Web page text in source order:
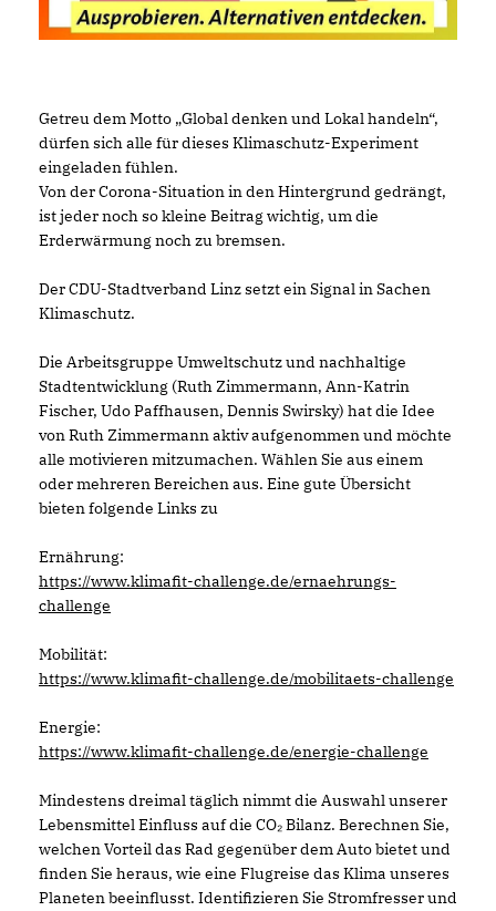
Getreu dem Motto „Global denken und Lokal handeln“,
dürfen sich alle für dieses Klimaschutz-Experiment
eingeladen fühlen.
Von der Corona-Situation in den Hintergrund gedrängt,
ist jeder noch so kleine Beitrag wichtig, um die
Erderwärmung noch zu bremsen.
Der CDU-Stadtverband Linz setzt ein Signal in Sachen
Klimaschutz.
Die Arbeitsgruppe Umweltschutzund nachhaltige
Stadtentwicklung (Ruth Zimmermann, Ann-Katrin
Fischer, Udo Paffhausen, Dennis Swirsky) hat die Idee
vonRuth Zimmermannaktiv aufgenommen und möchte
alle motivieren mitzumachen. Wählen Sie aus einem
oder mehreren Bereichen aus. Eine gute Übersicht
bieten folgende Links zu
Ernährung:
https://www.klimafit-challenge.de/ernaehrungs-
challenge
Mobilität:
https://www.klimafit-challenge.de/mobilitaets-challenge
Energie:
https://www.klimafit-challenge.de/energie-challenge
Mindestens dreimal täglich nimmt die Auswahl unserer
Lebensmittel Einfluss auf die CO₂ Bilanz. Berechnen Sie,
welchen Vorteil das Rad gegenüber dem Auto bietet und
finden Sie heraus, wie eine Flugreise das Klima unseres
Planeten beeinflusst. Identifizieren Sie Stromfresser und